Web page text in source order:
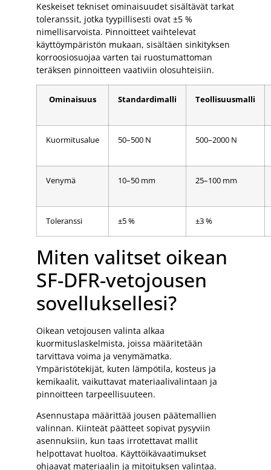
Keskeiset tekniset ominaisuudet sisältävät tarkat
toleranssit, jotka tyypillisesti ovat ±5 %
nimellisarvoista. Pinnoitteet vaihtelevat
käyttöympäristön mukaan, sisältäen sinkityksen
korroosiosuojaa varten tai ruostumattoman
teräksen pinnoitteen vaativiin olosuhteisiin.
Ominaisuus Standardimalli Teollisuusmalli
Kuormitusalue 50–500 N 500–2000 N
Venymä 10–50 mm 25–100 mm
Toleranssi ±5 % ±3 %
Miten valitset oikean
SF-DFR-vetojousen
sovelluksellesi?
Oikean vetojousen valinta alkaa
kuormituslaskelmista, joissa määritetään
tarvittava voima ja venymämatka.
Ympäristötekijät, kuten lämpötila, kosteus ja
kemikaalit, vaikuttavat materiaalivalintaan ja
pinnoitteen tarpeellisuuteen.
Asennustapa määrittää jousen päätemallien
valinnan. Kiinteät päätteet sopivat pysyviin
asennuksiin, kun taas irrotettavat mallit
helpottavat huoltoa. Käyttöikävaatimukset
ohjaavat materiaalin ja mitoituksen valintaa.